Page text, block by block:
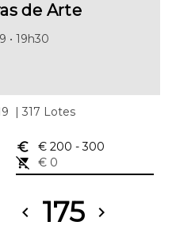
de Arte
• 19h30
| 317 Lotes
euro_symbol € 200 - 300
remove_shopping_cart
€ 0
chevron_left 175 chevron_right